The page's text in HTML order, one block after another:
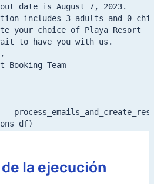
date is August 7, 2023.
includes 3 adults and 0
your choice of Playa Resort
to have you with us.
Booking Team
la ejecución